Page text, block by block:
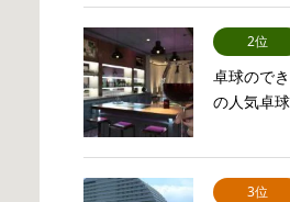
2位
卓球ので
の人気卓
3位